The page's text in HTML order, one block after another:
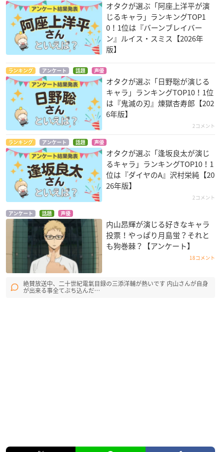
オタクが選ぶ「阿座上洋平が演
じるキャラ」ランキングTOP1
0！1位は『バーンブレイバー
ン』ルイス・スミス【2026年
版】
ランキング アンケート 話題 声優
オタクが選ぶ「日野聡が演じる
キャラ」ランキングTOP10！1位
は『鬼滅の刃』煉󠄁獄杏寿郎【202
6年版】
2コメント
ランキング アンケート 話題 声優
オタクが選ぶ「逢坂良太が演じ
るキャラ」ランキングTOP10！1
位は『ダイヤのA』沢村栄純【20
26年版】
2コメント
アンケート 話題 声優
内山昂輝が演じる好きなキャラ
投票！やっぱり月島蛍？それと
も狗巻棘？【アンケート】
18コメント
絶賛放送中、二十世紀電氣目録の三添洋輔が熱いです 内山さんが自身
が出来る事全てぶち込んだ…